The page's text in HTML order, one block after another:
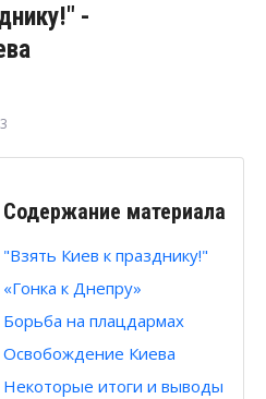
-
Содержание материала
"Взять Киев к празднику!"
«Гонка к Днепру»
Борьба на плацдармах
Освобождение Киева
Некоторые итоги и выводы